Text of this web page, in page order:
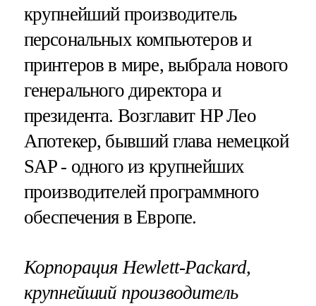
крупнейший производитель
персональных компьютеров и
принтеров в мире, выбрала нового
генерального директора и
президента. Возглавит HP Лео
Апотекер, бывший глава немецкой
SAP - одного из крупнейших
производителей программного
обеспечения в Европе.
Корпорация Hewlett-Packard,
крупнейший производитель